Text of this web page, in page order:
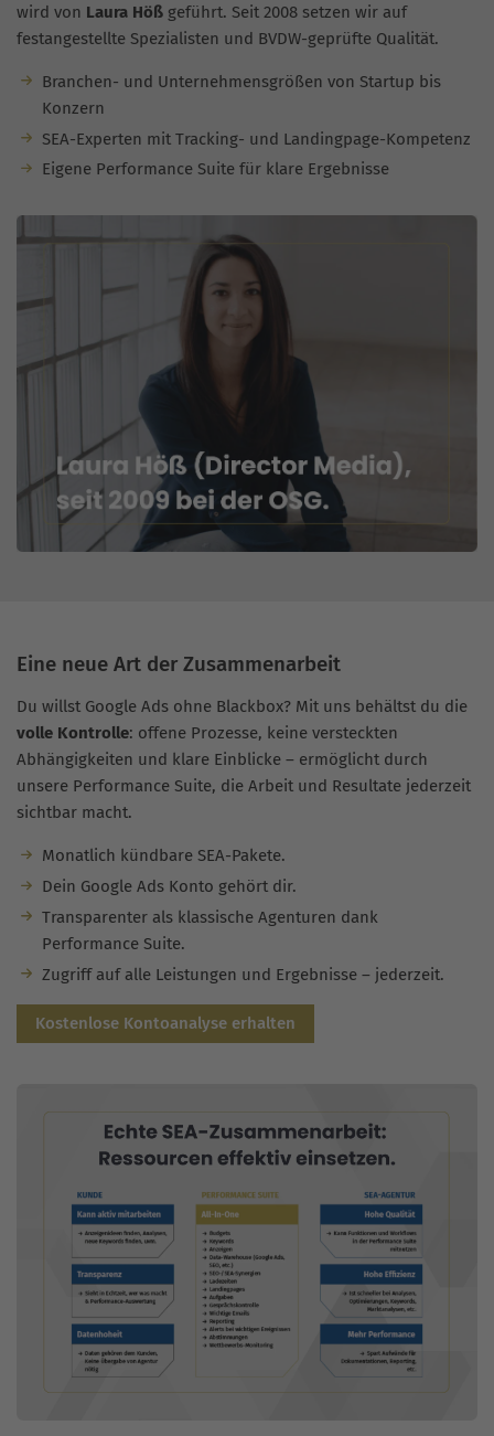
wird von Laura Höß geführt. Seit 2008 setzen wir auf
festangestellte Spezialisten und BVDW-geprüfte Qualität.
Branchen- und Unternehmensgrößen von Startup bis
Konzern
SEA-Experten mit Tracking- und Landingpage-Kompetenz
Eigene Performance Suite für klare Ergebnisse
Eine neue Art der Zusammenarbeit
Du willst Google Ads ohne Blackbox? Mit uns behältst du die
volle Kontrolle: offene Prozesse, keine versteckten
Abhängigkeiten und klare Einblicke – ermöglicht durch
unsere Performance Suite, die Arbeit und Resultate jederzeit
sichtbar macht.
Monatlich kündbare SEA-Pakete.
Dein Google Ads Konto gehört dir.
Transparenter als klassische Agenturen dank
Performance Suite.
Zugriff auf alle Leistungen und Ergebnisse – jederzeit.
Kostenlose Kontoanalyse erhalten